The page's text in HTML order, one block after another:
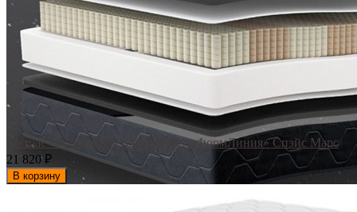
Матрас «FormLinea» Space Mars / «ФормЛиния» Спэйс Марс
21 820 ₽
В корзину